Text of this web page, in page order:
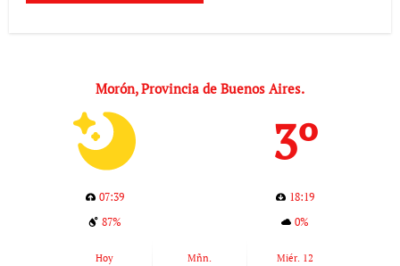
Morón, Provincia de Buenos Aires.
3º
07:39
18:19
87%
0%
Hoy
Mñn.
Miér. 12